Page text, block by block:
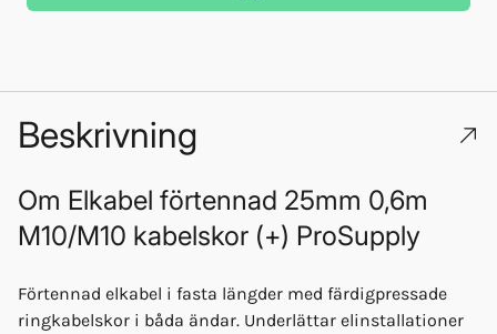
Beskrivning
Om Elkabel förtennad 25mm 0,6m
M10/M10 kabelskor (+) ProSupply
Förtennad elkabel i fasta längder med färdigpressade
ringkabelskor i båda ändar. Underlättar elinstallationer